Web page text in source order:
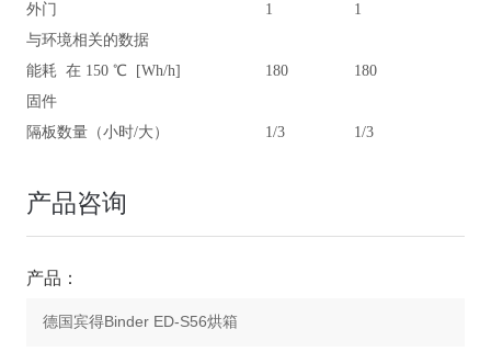
外门
1
1
与环境相关的数据
能耗 在 150 ℃ [Wh/h]
180
180
固件
隔板数量（小时/大）
1/3 1/3
产品咨询
产品：